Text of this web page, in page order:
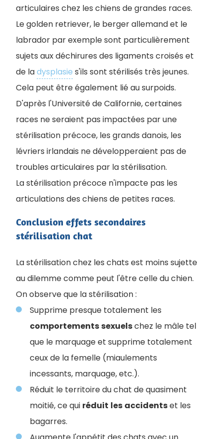
articulaires chez les chiens de grandes races.
Le golden retriever, le berger allemand et le
labrador par exemple sont particulièrement
sujets aux déchirures des ligaments croisés et
de ladysplasie s'ils sont stérilisés très jeunes.
Cela peut être également lié au surpoids.
D'après l'Université de Californie, certaines
races ne seraient pas impactées par une
stérilisation précoce, les grands danois, les
lévriers irlandais ne développeraient pas de
troubles articulaires par la stérilisation.
La stérilisation précoce n'impacte pas les
articulations des chiens de petites races.
Conclusion effets secondaires
stérilisation chat
La stérilisation chez les chats est moins sujette
au dilemme comme peut l'être celle du chien.
On observe que la stérilisation :
Supprime presque totalement les
comportementssexuelschez le mâle tel
que le marquage et supprime totalement
ceux de la femelle (miaulements
incessants, marquage, etc.).
Réduit le territoire du chat de quasiment
moitié, ce qui réduit les accidentset les
bagarres.